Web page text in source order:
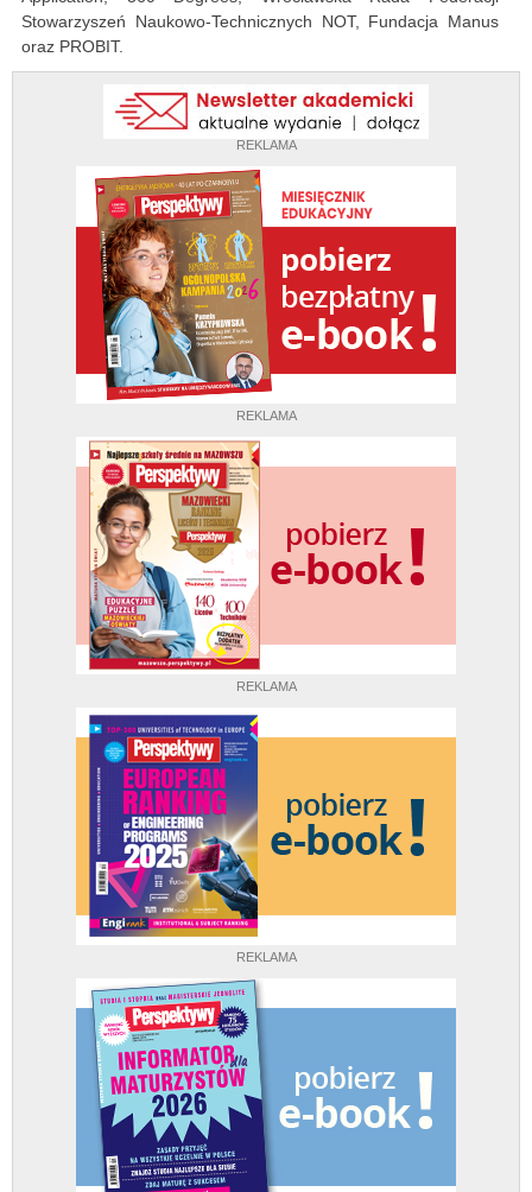
REKLAMA
REKLAMA
REKLAMA
REKLAMA
Stowarzyszeń Naukowo-Technicznych NOT, Fundacja Manus
oraz PROBIT.